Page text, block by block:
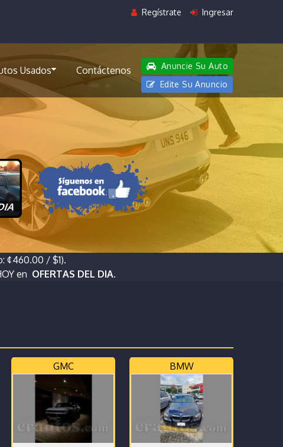
Regístrate Ingresar
Usados Contáctenos
Anuncie Su Auto
Edite Su Anuncio
¢460.00 / $1).
en OFERTAS DEL DIA.
GMC BMW